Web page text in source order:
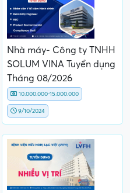
Nhà máy- Công ty TNHH
SOLUM VINA Tuyển dụng
Tháng 08/2026
10.000.000-15.000.000
9/10/2024